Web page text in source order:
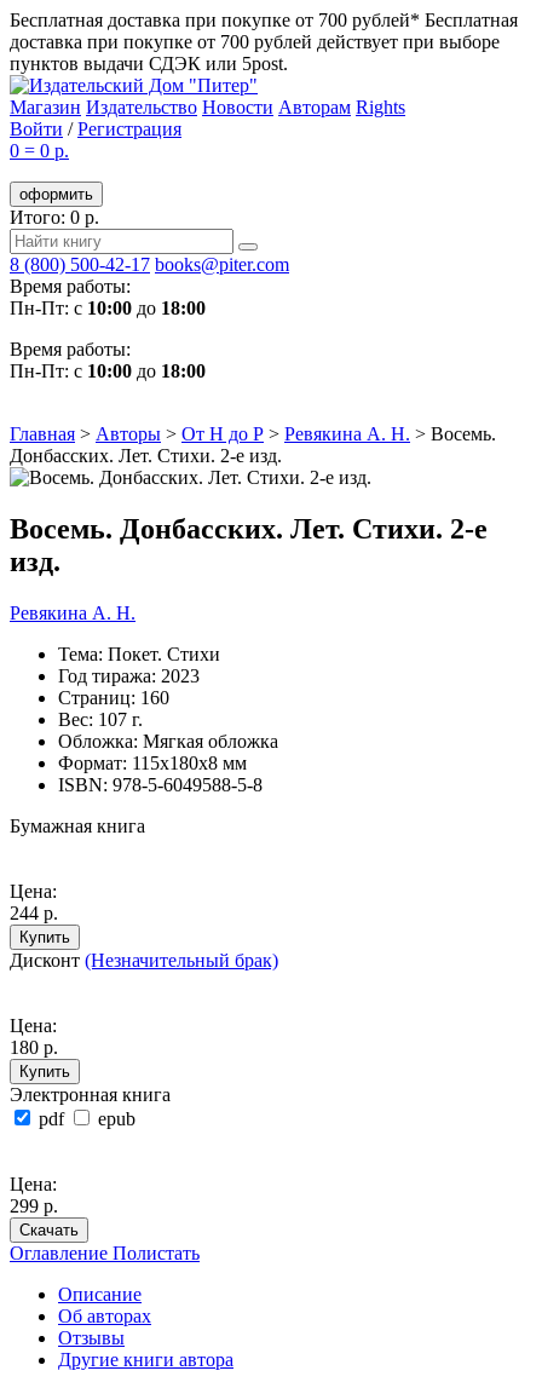
Бесплатная доставка при покупке от 700 рублей* Бесплатная
доставка при покупке от 700 рублей действует при выборе
пунктов выдачи СДЭК или 5post.
Магазин Издательство Новости Авторам Rights
Войти /Регистрация
0 = 0 р.
оформить
Итого: 0 р.
8 (800) 500-42-17 books@piter.com
Время работы:
Пн-Пт: с 10:00 до 18:00
Время работы:
Пн-Пт: с 10:00 до 18:00
Главная > Авторы > От Н до Р > Ревякина А. Н. > Восемь.
Донбасских. Лет. Стихи. 2-е изд.
Восемь. Донбасских. Лет. Стихи. 2-е
изд.
Ревякина А. Н.
Тема: Покет. Стихи
Год тиража: 2023
Страниц: 160
Вес: 107 г.
Обложка: Мягкая обложка
Формат: 115х180х8 мм
ISBN: 978-5-6049588-5-8
Бумажная книга
Цена:
244 р.
Купить
Дисконт (Незначительный брак)
Цена:
180 р.
Купить
Электронная книга
pdf
epub
Цена:
299 р.
Скачать
Оглавление Полистать
Описание
Об авторах
Отзывы
Другие книги автора